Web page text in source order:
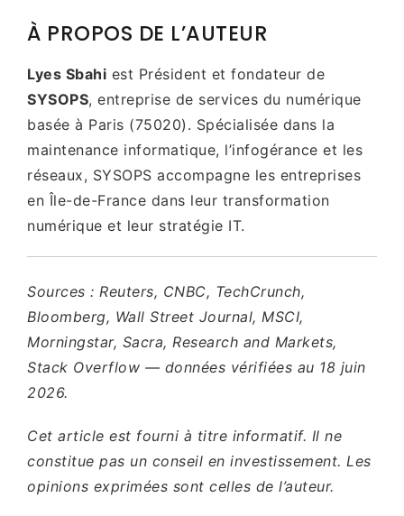
À PROPOS DE L’AUTEUR
Lyes Sbahi est Président et fondateur de
SYSOPS, entreprise de services du numérique
basée à Paris (75020). Spécialisée dans la
maintenance informatique, l’infogérance et les
réseaux, SYSOPS accompagne les entreprises
en Île-de-France dans leur transformation
numérique et leur stratégie IT.
Sources : Reuters, CNBC, TechCrunch,
Bloomberg, Wall Street Journal, MSCI,
Morningstar, Sacra, Research and Markets,
Stack Overflow — données vérifiées au 18 juin
2026.
Cet article est fourni à titre informatif. Il ne
constitue pas un conseil en investissement. Les
opinions exprimées sont celles de l’auteur.